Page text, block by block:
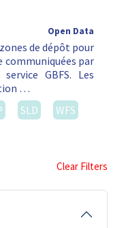
Open Data
de dépôt pour
par
GBFS. Les
…
SLD
WFS
Clear Filters